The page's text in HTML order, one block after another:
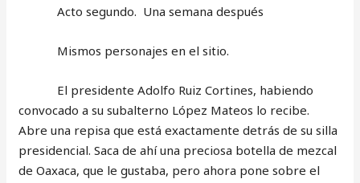
Acto segundo. Una semana después
Mismos personajes en el sitio.
El presidente Adolfo Ruiz Cortines, habiendo
convocado a su subalterno López Mateos lo recibe.
Abre una repisa que está exactamente detrás de su silla
presidencial. Saca de ahí una preciosa botella de mezcal
de Oaxaca, que le gustaba, pero ahora pone sobre el